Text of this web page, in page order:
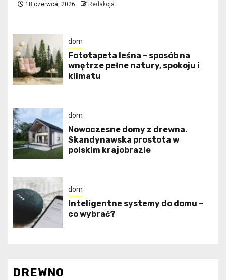
18 czerwca, 2026 Redakcja
dom
​Fototapeta leśna – sposób na
wnętrze pełne natury, spokoju i
klimatu
dom
Nowoczesne domy z drewna.
Skandynawska prostota w
polskim krajobrazie
dom
Inteligentne systemy do domu –
co wybrać?
DREWNO